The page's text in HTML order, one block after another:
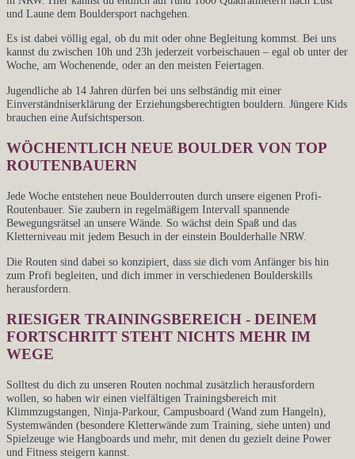
und Laune dem Bouldersport nachgehen.
Es ist dabei völlig egal, ob du mit oder ohne Begleitung kommst. Bei uns
kannst du zwischen 10h und 23h jederzeit vorbeischauen – egal ob unter der
Woche, am Wochenende, oder an den meisten Feiertagen.
Jugendliche ab 14 Jahren dürfen bei uns selbständig mit einer
Einverständniserklärung der Erziehungsberechtigten bouldern. Jüngere Kids
brauchen eine Aufsichtsperson.
WÖCHENTLICH NEUE BOULDER VON TOP
ROUTENBAUERN
Jede Woche entstehen neue Boulderrouten durch unsere eigenen Profi-
Routenbauer. Sie zaubern in regelmäßigem Intervall spannende
Bewegungsrätsel an unsere Wände. So wächst dein Spaß und das
Kletterniveau mit jedem Besuch in der einstein Boulderhalle NRW.
Die Routen sind dabei so konzipiert, dass sie dich vom Anfänger bis hin
zum Profi begleiten, und dich immer in verschiedenen Boulderskills
herausfordern.
RIESIGER TRAININGSBEREICH - DEINEM
FORTSCHRITT STEHT NICHTS MEHR IM
WEGE
Solltest du dich zu unseren Routen nochmal zusätzlich herausfordern
wollen, so haben wir einen vielfältigen Trainingsbereich mit
Klimmzugstangen, Ninja-Parkour, Campusboard (Wand zum Hangeln),
Systemwänden (besondere Kletterwände zum Training, siehe unten) und
Spielzeuge wie Hangboards und mehr, mit denen du gezielt deine Power
und Fitness steigern kannst.